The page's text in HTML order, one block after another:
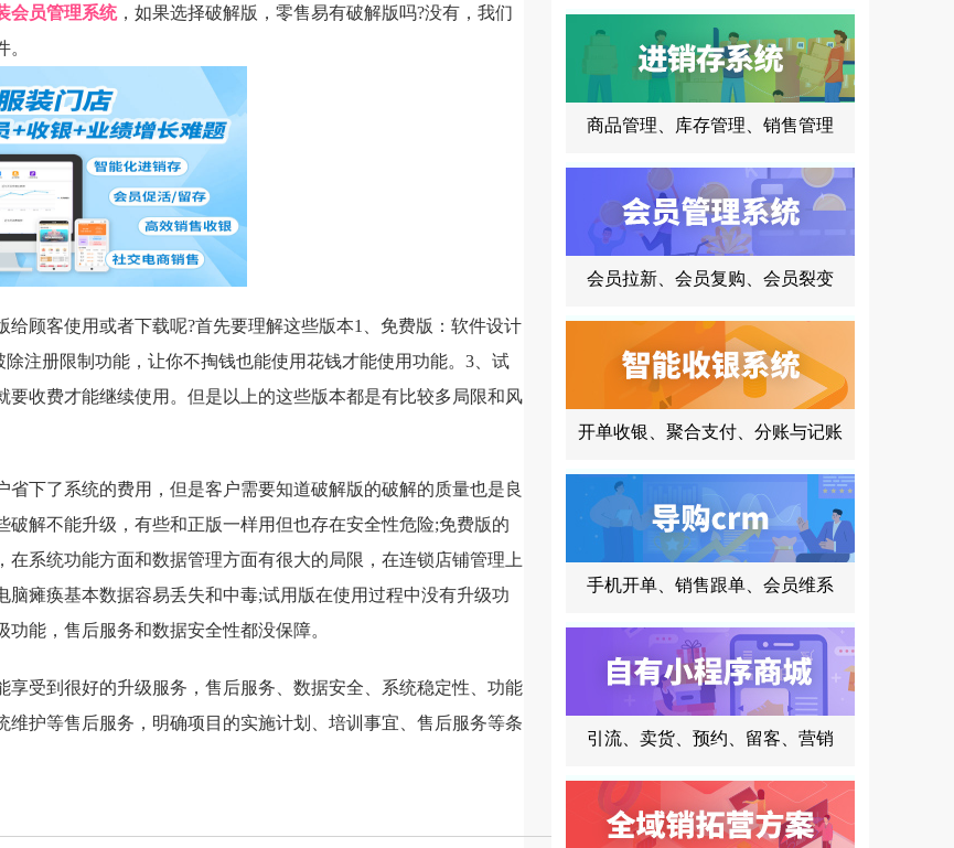
会员管理系统，如果选择破解版，零售易有破解版吗?没有，我们
顾客使用或者下载呢?首先要理解这些版本1、免费版：软件设计
注册限制功能，让你不掏钱也能使用花钱才能使用功能。3、试
要收费才能继续使用。但是以上的这些版本都是有比较多局限和风
下了系统的费用，但是客户需要知道破解版的破解的质量也是良
解不能升级，有些和正版一样用但也存在安全性危险;免费版的
系统功能方面和数据管理方面有很大的局限，在连锁店铺管理上
瘫痪基本数据容易丢失和中毒;试用版在使用过程中没有升级功
能，售后服务和数据安全性都没保障。
享受到很好的升级服务，售后服务、数据安全、系统稳定性、功能
护等售后服务，明确项目的实施计划、培训事宜、售后服务等条
商品管理、库存管理、销售管理
会员拉新、会员复购、会员裂变
开单收银、聚合支付、分账与记账
手机开单、销售跟单、会员维系
引流、卖货、预约、留客、营销